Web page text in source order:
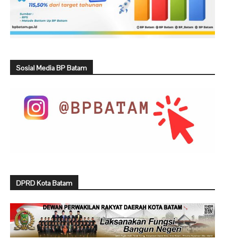
Sosial Media BP Batam
DPRD Kota Batam